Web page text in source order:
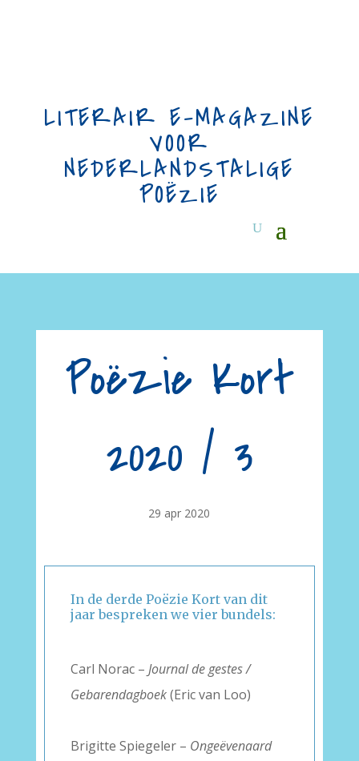
LITERAIR E-MAGAZINE
VOOR
NEDERLANDSTALIGE
POËZIE
Poëzie Kort
2020 / 3
29 apr 2020
In de derde Poëzie Kort van dit
jaar bespreken we vier bundels:
Carl Norac – Journal de gestes /
Gebarendagboek(Eric van Loo)
Brigitte Spiegeler – Ongeëvenaard